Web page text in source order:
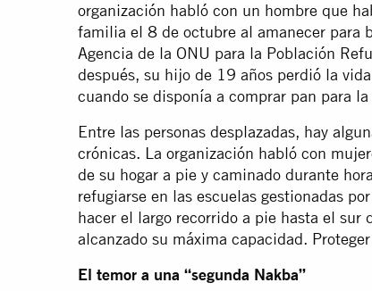
organización habló con un hombre que
familia el 8 de octubre al amanecer para
Agencia de la ONU para la Población
después, su hijo de 19 años perdió la
cuando se disponía a comprar pan para
Entre las personas desplazadas, hay
crónicas. La organización habló con
de su hogar a pie y caminado durante
refugiarse en las escuelas gestionadas
hacer el largo recorrido a pie hasta el sur
alcanzado su máxima capacidad.
El temor a una “segunda Nakba”